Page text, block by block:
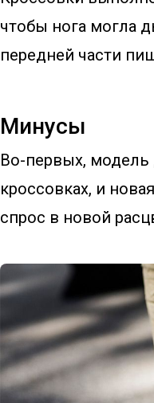
чтобы нога могла
передней части
Минусы
Во-первых, модель
кроссовках, и
спрос в новой